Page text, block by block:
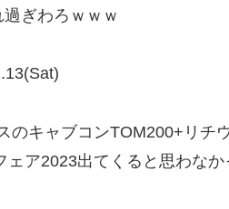
ぎわろｗｗｗ
のキャブコンTOM200+リチ
ェア2023出てくると思わなか